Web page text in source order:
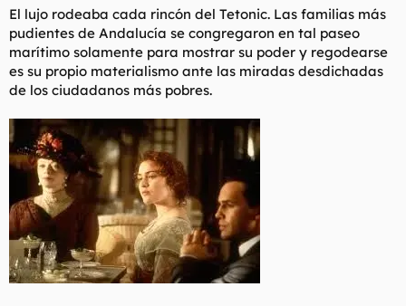
El lujo rodeaba cada rincón del Tetonic. Las familias más
pudientes de Andalucía se congregaron en tal paseo
marítimo solamente para mostrar su poder y regodearse
es su propio materialismo ante las miradas desdichadas
de los ciudadanos más pobres.